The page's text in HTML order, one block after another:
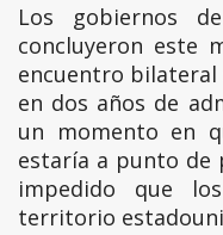
Los gobiernos
concluyeron este
encuentro bilateral
en dos años de
un momento en
estaría a punto de
impedido que
territorio